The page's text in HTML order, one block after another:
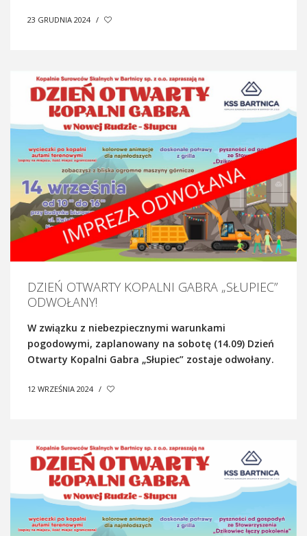
23 GRUDNIA 2024 /
DZIEŃ OTWARTY KOPALNI GABRA „SŁUPIEC”
ODWOŁANY!
W związku z niebezpiecznymi warunkami
pogodowymi, zaplanowany na sobotę (14.09) Dzień
Otwarty Kopalni Gabra „Słupiec” zostaje odwołany.
12 WRZEŚNIA 2024 /